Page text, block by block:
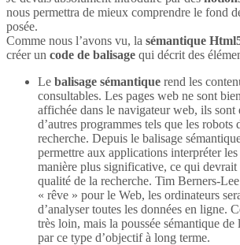
nous permettra de mieux comprendre le fond
posée.
Comme nous l’avons vu, la sémantique
créer un code de balisage qui décrit des
Le balisage sémantique rend les
consultables. Les pages web ne sont
affichée dans le navigateur web, ils sont
d’autres programmes tels que les robots
recherche. Depuis le balisage
permettre aux applications interpréter
manière plus significative, ce qui devrait
qualité de la recherche. Tim Berners-
« rêve » pour le Web, les ordinateurs
d’analyser toutes les données en ligne.
très loin, mais la poussée sémantique
par ce type d’objectif à long terme.